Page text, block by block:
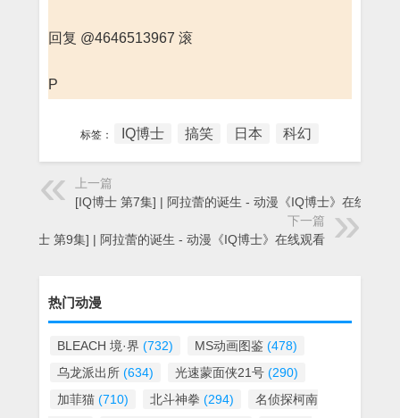
回复 @4646513967 滚
P
标签： IQ博士 搞笑 日本 科幻
上一篇
[IQ博士 第7集] | 阿拉蕾的诞生 - 动漫《IQ博士》在线观看
下一篇
[IQ博士 第9集] | 阿拉蕾的诞生 - 动漫《IQ博士》在线观看
热门动漫
BLEACH 境·界 (732) MS动画图鉴 (478)
乌龙派出所 (634) 光速蒙面侠21号 (290)
加菲猫 (710) 北斗神拳 (294)
名侦探柯南